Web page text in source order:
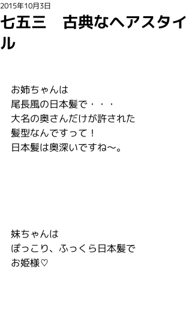
七五三 古典なヘアスタイ
ル
2015年10月3日
お姉ちゃんは
尾長風の日本髪で・・・
大名の奥さんだけが許された
髪型なんですって！
日本髪は奥深いですね～。
妹ちゃんは
ぽっこり、ふっくら日本髪で
お姫様♡